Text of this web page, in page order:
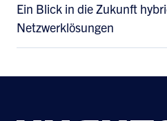
Ein Blick in die Zukunft
Netzwerklösungen